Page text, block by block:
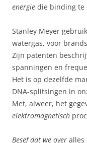
energie die binding te
Stanley Meyer
watergas, voor
Zijn patenten
spanningen en
Het is op dezelfde
DNA-splitsingen in
Met, alweer, het
elektromagnetisch
Besef dat we over alles